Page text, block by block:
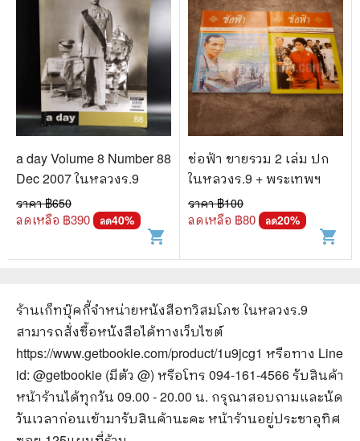
a day Volume 8 Number 88
Dec 2007 ในหลวงร.9
ราคา ฿650
ลดเหลือ ฿390 ลด40%
shopping_cart
ช่อฟ้า ขายรวม 2 เล่ม ปก
ในหลวงร.9 + พระเทพฯ
ราคา ฿100
ลดเหลือ ฿80 ลด20%
shopping_cart
ร้านเก็ทบุ๊คกี้จำหน่ายหนังสือทวิสมโภช ในหลวงร.9
สามารถสั่งซื้อหนังสือได้ทางเว็บไซต์
https://www.getbookie.com/product/1u9jcg1 หรือทาง Line
id: @getbookie (มีตัว @) หรือโทร 094-161-4566 รับสินค้า
หน้าร้านได้ทุกวัน 09.00 - 20.00 น. กรุณาสอบถามและนัด
วันเวลาก่อนเข้ามารับสินค้านะคะ หน้าร้านอยู่ประชาอุทิศ